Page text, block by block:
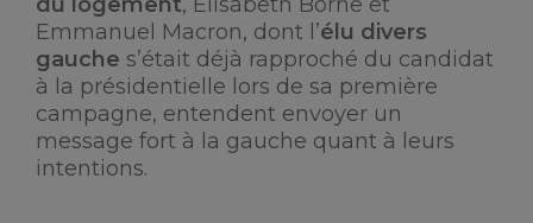
Emmanuel Macron, dont l’élu divers
gauche s’était déjà rapproché du candidat
à la présidentielle lors de sa première
campagne, entendent envoyer un
message fort à la gauche quant à leurs
intentions.